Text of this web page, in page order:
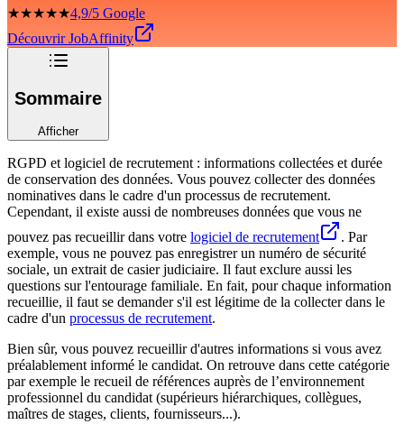
★★★★★4,9/5 Google
Découvrir JobAffinity
Sommaire
Afficher
RGPD et logiciel de recrutement : informations collectées et durée
de conservation des données. Vous pouvez collecter des données
nominatives dans le cadre d'un processus de recrutement.
Cependant, il existe aussi de nombreuses données que vous ne
pouvez pas recueillir dans votre logiciel de recrutement
. Par
exemple, vous ne pouvez pas enregistrer un numéro de sécurité
sociale, un extrait de casier judiciaire. Il faut exclure aussi les
questions sur l'entourage familiale. En fait, pour chaque information
recueillie, il faut se demander s'il est légitime de la collecter dans le
cadre d'un processus de recrutement.
Bien sûr, vous pouvez recueillir d'autres informations si vous avez
préalablement informé le candidat. On retrouve dans cette catégorie
par exemple le recueil de références auprès de l’environnement
professionnel du candidat (supérieurs hiérarchiques, collègues,
maîtres de stages, clients, fournisseurs...).